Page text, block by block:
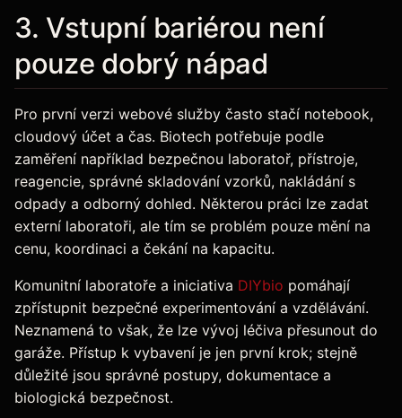
3. Vstupní bariérou není
pouze dobrý nápad
Pro první verzi webové služby často stačí notebook,
cloudový účet a čas. Biotech potřebuje podle
zaměření například bezpečnou laboratoř, přístroje,
reagencie, správné skladování vzorků, nakládání s
odpady a odborný dohled. Některou práci lze zadat
externí laboratoři, ale tím se problém pouze mění na
cenu, koordinaci a čekání na kapacitu.
Komunitní laboratoře a iniciativa DIYbio pomáhají
zpřístupnit bezpečné experimentování a vzdělávání.
Neznamená to však, že lze vývoj léčiva přesunout do
garáže. Přístup k vybavení je jen první krok; stejně
důležité jsou správné postupy, dokumentace a
biologická bezpečnost.